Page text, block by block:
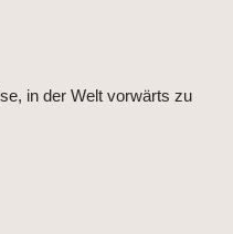
in der Welt vorwärts zu